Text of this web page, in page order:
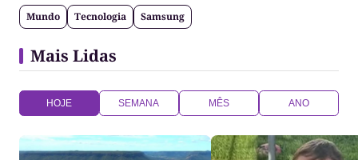
Mundo Tecnologia Samsung
Mais Lidas
HOJE SEMANA MÊS ANO